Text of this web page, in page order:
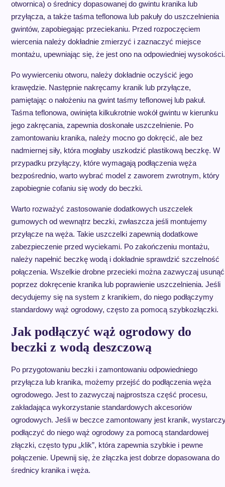
otwornica) o średnicy dopasowanej do gwintu kranika lub
przyłącza, a także taśma teflonowa lub pakuły do uszczelnienia
gwintów, zapobiegając przeciekaniu. Przed rozpoczęciem
wiercenia należy dokładnie zmierzyć i zaznaczyć miejsce
montażu, upewniając się, że jest ono na odpowiedniej wysokości.
Po wywierceniu otworu, należy dokładnie oczyścić jego
krawędzie. Następnie nakręcamy kranik lub przyłącze,
pamiętając o nałożeniu na gwint taśmy teflonowej lub pakuł.
Taśma teflonowa, owinięta kilkukrotnie wokół gwintu w kierunku
jego zakręcania, zapewnia doskonałe uszczelnienie. Po
zamontowaniu kranika, należy mocno go dokręcić, ale bez
nadmiernej siły, która mogłaby uszkodzić plastikową beczkę. W
przypadku przyłączy, które wymagają podłączenia węża
bezpośrednio, warto wybrać model z zaworem zwrotnym, który
zapobiegnie cofaniu się wody do beczki.
Warto rozważyć zastosowanie dodatkowych uszczelek
gumowych od wewnątrz beczki, zwłaszcza jeśli montujemy
przyłącze na węża. Takie uszczelki zapewnią dodatkowe
zabezpieczenie przed wyciekami. Po zakończeniu montażu,
należy napełnić beczkę wodą i dokładnie sprawdzić szczelność
połączenia. Wszelkie drobne przecieki można zazwyczaj usunąć
poprzez dokręcenie kranika lub poprawienie uszczelnienia. Jeśli
decydujemy się na system z kranikiem, do niego podłączymy
standardowy wąż ogrodowy, często za pomocą szybkozłączki.
Jak podłączyć wąż ogrodowy do
beczki z wodą deszczową
Po przygotowaniu beczki i zamontowaniu odpowiedniego
przyłącza lub kranika, możemy przejść do podłączenia węża
ogrodowego. Jest to zazwyczaj najprostsza część procesu,
zakładająca wykorzystanie standardowych akcesoriów
ogrodowych. Jeśli w beczce zamontowany jest kranik,
podłączyć do niego wąż ogrodowy za pomocą standardowej
złączki, często typu „klik”, która zapewnia szybkie i pewne
połączenie. Upewnij się, że złączka jest dobrze dopasowana do
średnicy kranika i węża.